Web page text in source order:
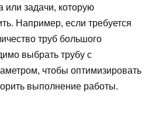
или задачи, которую
Например, если требуется
труб большого
выбрать трубу с
чтобы оптимизировать
выполнение работы.